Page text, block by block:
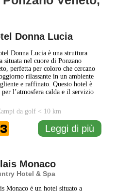
Donna Lucia
Donna Lucia è una struttura
situata nel cuore di Ponzano
perfetta per coloro che cercano
rilassante in un ambiente
e raffinato. Questo hotel è
per l’atmosfera calda e il servizio
in cerca di autenticità e
Gli interni dell'Hotel Donna
sono caratterizzati da un design
... Leggi di più
da golf < 10 km
Leggi di più
Monaco
Hotel & Spa
Monaco è un hotel situato a